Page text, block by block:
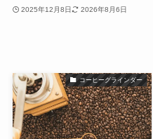
2025年12月8日 2026年8月6日
コーヒーグラインダー